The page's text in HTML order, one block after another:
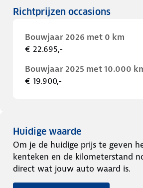
Richtprijzen occasions
Bouwjaar 2026 met 0 km
€ 22.695,-
Bouwjaar 2025 met 10.000
€ 19.900,-
Huidige waarde
Om je de huidige prijs te geven
kenteken en de kilometerstand
direct wat jouw auto waard is.